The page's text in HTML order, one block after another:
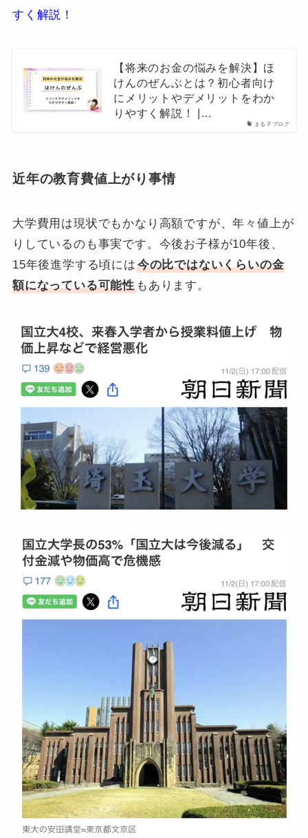
すく解説！
まる子ブログ
【将来のお金の悩みを解決】ほ
けんのぜんぶとは？初心者向け
にメリットやデメリットをわか
りやすく解説！ |…
近年の教育費値上がり事情
大学費用は現状でもかなり高額ですが、年々値上が
りしているのも事実です。今後お子様が10年後、
15年後進学する頃には今の比ではないくらいの金
額になっている可能性もあります。